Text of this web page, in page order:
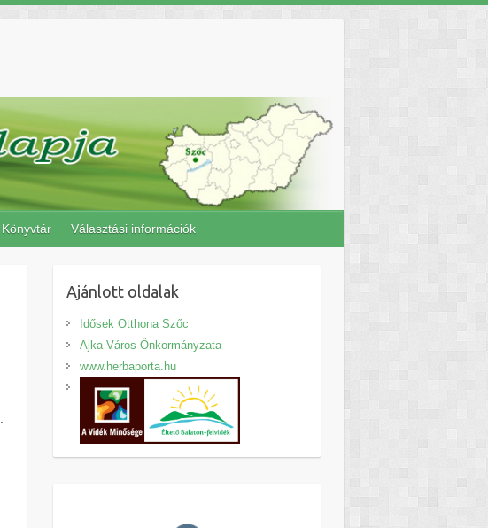
Könyvtár Választási információk
Ajánlott oldalak
Idősek Otthona Szőc
Ajka Város Önkormányzata
www.herbaporta.hu